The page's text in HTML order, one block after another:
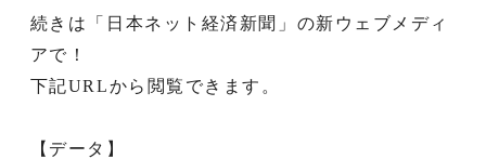
続きは「日本ネット経済新聞」の新ウェブメディ
アで！
下記URLから閲覧できます。
【データ】